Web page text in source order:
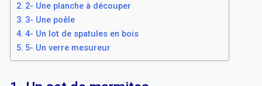
2- Une planche à découper
3- Une poêle
4- Un lot de spatules en bois
5- Un verre mesureur